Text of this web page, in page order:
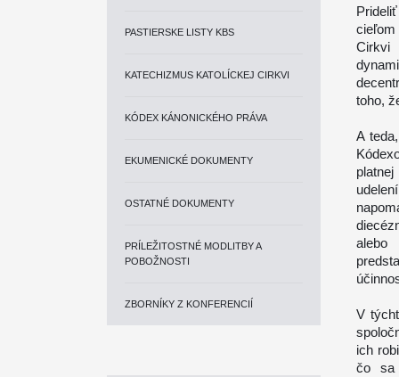
PASTIERSKE LISTY KBS
KATECHIZMUS KATOLÍCKEJ CIRKVI
KÓDEX KÁNONICKÉHO PRÁVA
EKUMENICKÉ DOKUMENTY
OSTATNÉ DOKUMENTY
PRÍLEŽITOSTNÉ MODLITBY A
POBOŽNOSTI
ZBORNÍKY Z KONFERENCIÍ
cieľom
Cirkvi
toho,
A
alebo
V
ich
čo sa